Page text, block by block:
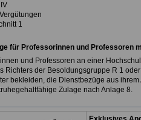
1
für Professorinnen und Professoren
und Professoren an einer
Richters der Besoldungsgruppe R 1
bekleiden, die Dienstbezüge aus
Zulage nach Anlage 8.